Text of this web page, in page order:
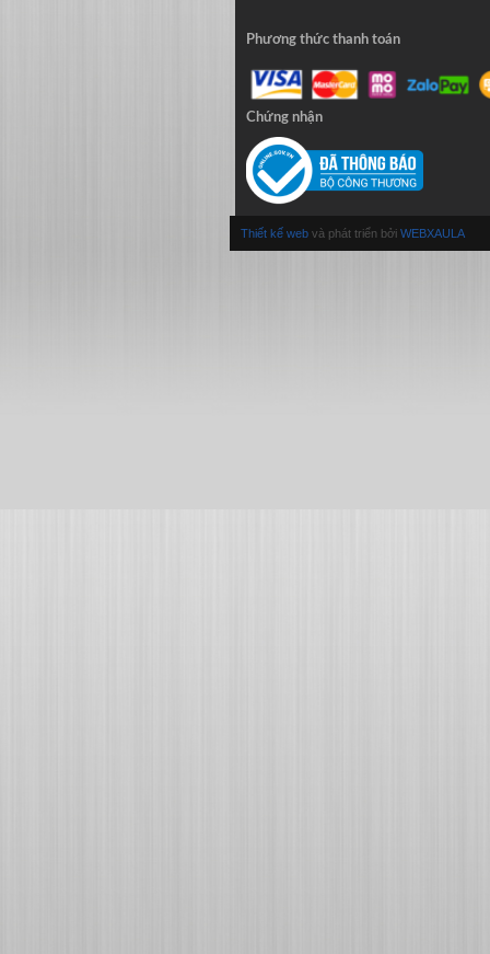
Phương thức thanh toán
Chứng nhận
Thiết kế web và phát triển bởi WEBXAULA